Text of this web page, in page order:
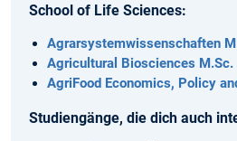
School of Life Sciences:
Agrarsystem­wissenschaften
Agricultural Biosciences M.Sc.
AgriFood Economics, Policy
Studiengänge, die dich auch